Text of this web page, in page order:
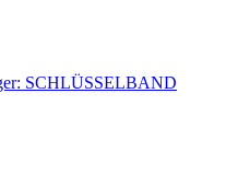
SCHLÜSSELBAND